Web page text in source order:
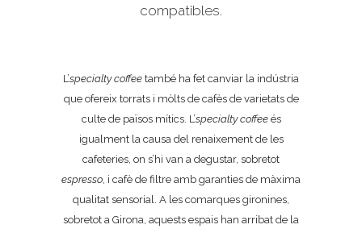
compatibles.
L’specialty coffee també ha fet canviar la indústria
que ofereix torrats i mòlts de cafès de varietats de
culte de països mítics. L’specialty coffeeés
igualment la causa del renaixement de les
cafeteries, on s’hi van a degustar, sobretot
espresso, i cafè de filtre amb garanties de màxima
qualitat sensorial. A les comarques gironines,
sobretot a Girona, aquests espais han arribat de la